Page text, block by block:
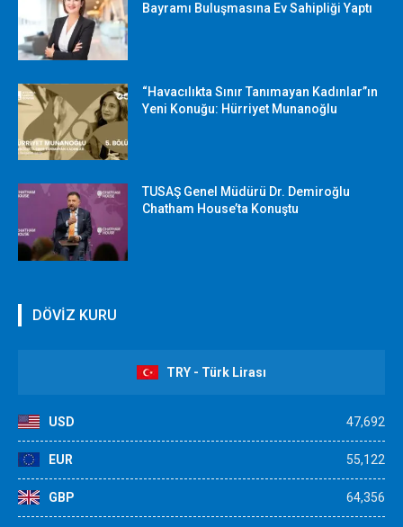
Bayramı Buluşmasına Ev Sahipliği Yaptı
“Havacılıkta Sınır Tanımayan Kadınlar”ın
Yeni Konuğu: Hürriyet Munanoğlu
TUSAŞ Genel Müdürü Dr. Demiroğlu
Chatham House’ta Konuştu
DÖVİZ KURU
TRY - Türk Lirası
USD 47,692
EUR 55,122
GBP 64,356